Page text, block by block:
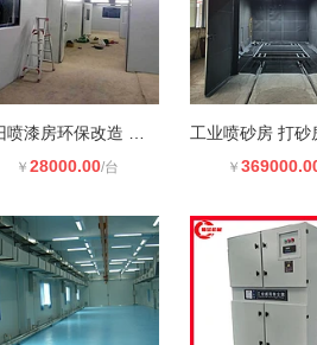
￥ 28000.00/台 ￥